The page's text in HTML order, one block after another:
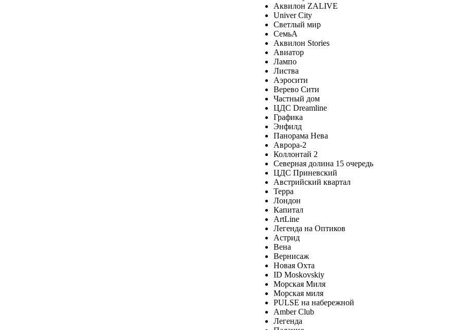
Аквилон ZALIVE
Univer City
Светлый мир
СемьА
Аквилон Stories
Авиатор
Лампо
Листва
Аэросити
Верево Сити
Частный дом
ЦДС Dreamline
Графика
Энфилд
Панорама Нева
Аврора-2
Коллонтай 2
Северная долина 15 очередь
ЦДС Приневский
Австрийский квартал
Терра
Лондон
Капитал
ArtLine
Легенда на Оптиков
Астрид
Вена
Вернисаж
Новая Охта
ID Moskovskiy
Морская Миля
Морская миля
PULSE на набережной
Amber Club
Легенда